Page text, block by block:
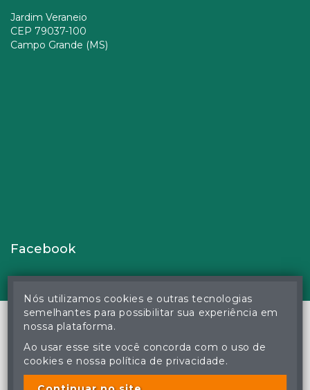
Jardim Veraneio
CEP 79037-100
Campo Grande (MS)
Facebook
© Gustavo Correa Pereira da Silva - Leiloeiro Público Oficial -
Matrícula nº 26 JUCEMS - Todos os direitos reservados
A cópia ou reprodução não autorizada do conteúdo deste site
poderá acarretar em penas previstas em lei.
Nós utilizamos cookies e outras tecnologias
semelhantes para possibilitar sua experiência em
nossa plataforma.
Ao usar esse site você concorda com o uso de
cookies e nossa política de privacidade.